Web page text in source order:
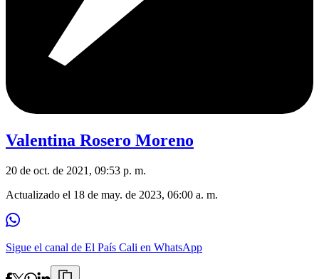
Valentina Rosero Moreno
20 de oct. de 2021, 09:53 p. m.
Actualizado el 18 de may. de 2023, 06:00 a. m.
Sigue el canal de El País Cali en WhatsApp